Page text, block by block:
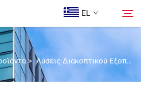
EL
ΠΊΝΑΚΑΣ ΧΑΜΗΛΉΣ
>Λύσεις Διακοπτικού Εξοπλισμού Χαμηλής Τάσης